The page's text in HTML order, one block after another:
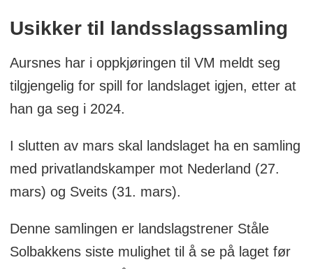
Usikker til landsslagssamling
Aursnes har i oppkjøringen til VM meldt seg
tilgjengelig for spill for landslaget igjen, etter at
han ga seg i 2024.
I slutten av mars skal landslaget ha en samling
med privatlandskamper mot Nederland (27.
mars) og Sveits (31. mars).
Denne samlingen er landslagstrener Ståle
Solbakkens siste mulighet til å se på laget før